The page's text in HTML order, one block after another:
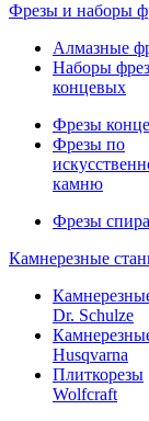
Фрезы и наборы
Алмазные
Наборы фрез
концевых
Фрезы
Фрезы по
камню
Фрезы
Камнерезные
Dr. Schulze
Husqvarna
Плиткорезы
Wolfcraft